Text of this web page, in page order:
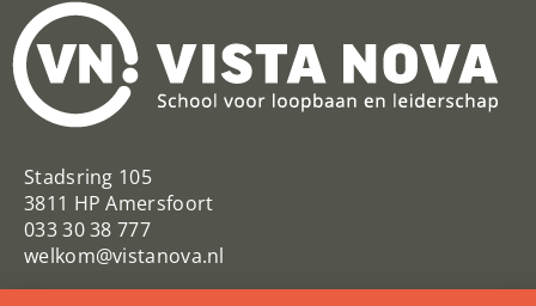
Stadsring 105
3811 HP Amersfoort
033 30 38 777
welkom@vistanova.nl